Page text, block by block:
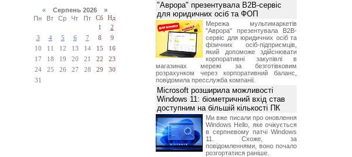
«Серпень 2026 »
Пн
Вт Ср Чт Пт Сб
Нд
1
2
3
4 5 6 7 8
9
10
11 12 13 14 15
16
17
18 19 20 21 22
23
24
25 26 27 28 29
30
31
"Аврора" презентувала B2B-сервіс
для юридичних осіб та ФОП
Мережа мультимаркетів
"Аврора" презентувала B2B-
сервіс для юридичних осіб та
фізичних осіб-підприємців,
який допоможе здійснювати
корпоративні закупівлі в
магазинах мережі за безготівковим
розрахунком через корпоративний баланс,
повідомила пресслужба компанії.
Microsoft розширила можливості
Windows 11: біометричний вхід став
доступним на більшій кількості ПК
Ми вже писали про оновлення
Windows Hello, яке очікується
в серпневому патчі Windows
11. Схоже, за
повідомленнями, воно почало
розгортатися раніше.